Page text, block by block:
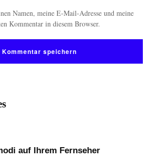
Namen, meine E-Mail-Adresse und meine
Kommentar in diesem Browser.
auf Ihrem Fernseher